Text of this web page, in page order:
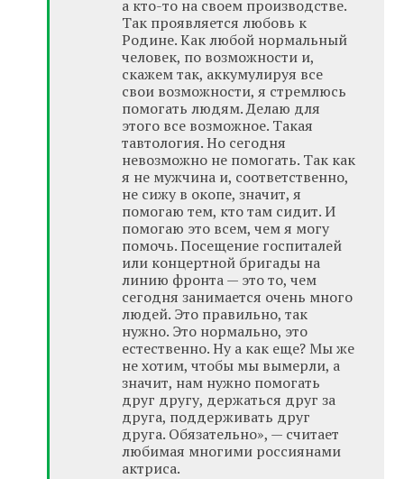
а кто-то на своем производстве.
Так проявляется любовь к
Родине. Как любой нормальный
человек, по возможности и,
скажем так, аккумулируя все
свои возможности, я стремлюсь
помогать людям. Делаю для
этого все возможное. Такая
тавтология. Но сегодня
невозможно не помогать. Так как
я не мужчина и, соответственно,
не сижу в окопе, значит, я
помогаю тем, кто там сидит. И
помогаю это всем, чем я могу
помочь. Посещение госпиталей
или концертной бригады на
линию фронта — это то, чем
сегодня занимается очень много
людей. Это правильно, так
нужно. Это нормально, это
естественно. Ну а как еще? Мы же
не хотим, чтобы мы вымерли, а
значит, нам нужно помогать
друг другу, держаться друг за
друга, поддерживать друг
друга. Обязательно», — считает
любимая многими россиянами
актриса.